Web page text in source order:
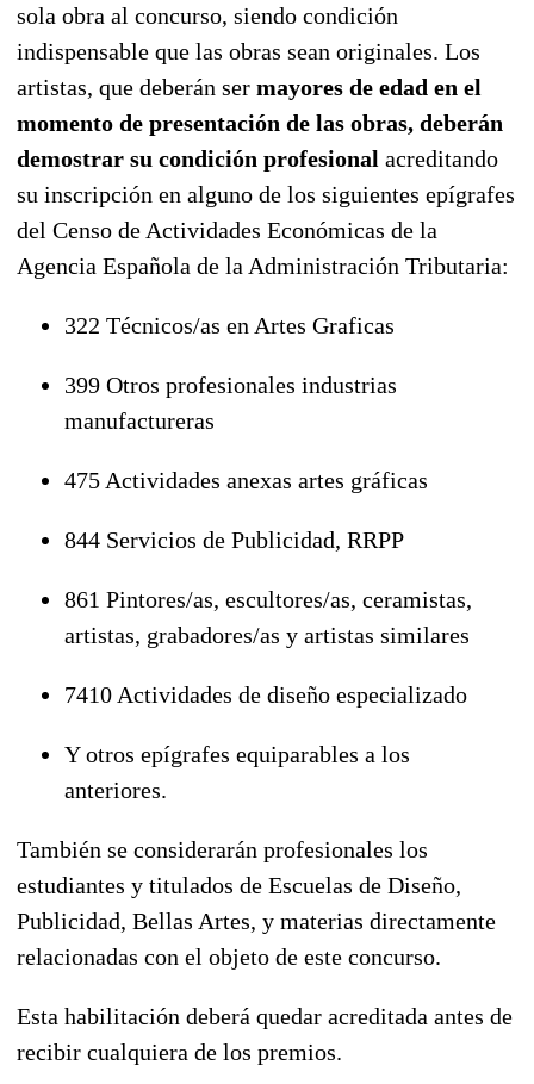
sola obra al concurso, siendo condición
indispensable que las obras sean originales. Los
artistas, que deberán ser mayores de edad en el
momento de presentación de las obras, deberán
demostrar su condición profesional acreditando
su inscripción en alguno de los siguientes epígrafes
del Censo de Actividades Económicas de la
Agencia Española de la Administración Tributaria:
322 Técnicos/as en Artes Graficas
399 Otros profesionales industrias
manufactureras
475 Actividades anexas artes gráficas
844 Servicios de Publicidad, RRPP
861 Pintores/as, escultores/as, ceramistas,
artistas, grabadores/as y artistas similares
7410 Actividades de diseño especializado
Y otros epígrafes equiparables a los
anteriores.
También se considerarán profesionales los
estudiantes y titulados de Escuelas de Diseño,
Publicidad, Bellas Artes, y materias directamente
relacionadas con el objeto de este concurso.
Esta habilitación deberá quedar acreditada antes de
recibir cualquiera de los premios.